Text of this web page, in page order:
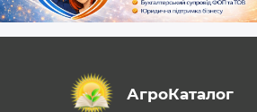
АгроКаталог